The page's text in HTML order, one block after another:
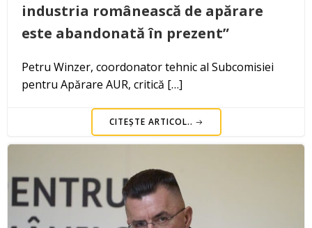
industria românească de apărare
este abandonată în prezent”
Petru Winzer, coordonator tehnic al Subcomisiei
pentru Apărare AUR, critică […]
CITEȘTE ARTICOL..